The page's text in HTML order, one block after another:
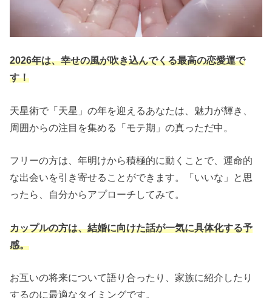
2026年は、幸せの風が吹き込んでくる最高の恋愛運で
す！
天星術で「天星」の年を迎えるあなたは、魅力が輝き、
周囲からの注目を集める「モテ期」の真っただ中。
フリーの方は、年明けから積極的に動くことで、運命的
な出会いを引き寄せることができます。「いいな」と思
ったら、自分からアプローチしてみて。
カップルの方は、結婚に向けた話が一気に具体化する予
感。
お互いの将来について語り合ったり、家族に紹介したり
するのに最適なタイミングです。